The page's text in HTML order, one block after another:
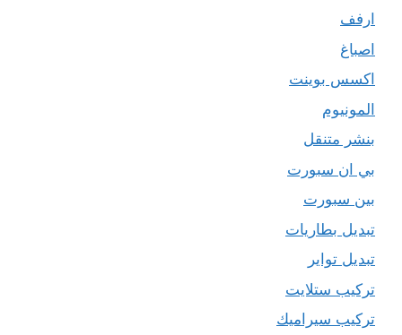
ارفف
اصباغ
اكسس بوينت
المونيوم
بنشر متنقل
بي ان سبورت
بين سبورت
تبديل بطاريات
تبديل تواير
تركيب ستلايت
تركيب سيراميك